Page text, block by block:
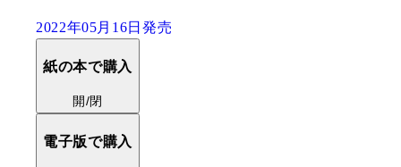
2022年05月16日発売
紙の本で購入
開/閉
電子版で購入